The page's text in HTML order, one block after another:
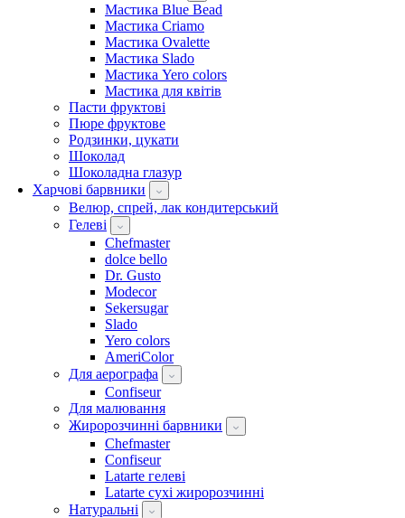
Мастика Blue Bead
Мастика Criamo
Мастика Ovalette
Мастика Slado
Мастика Yero colors
Мастика для квітів
Пасти фруктові
Пюре фруктове
Родзинки, цукати
Шоколад
Шоколадна глазур
Харчові барвники
Велюр, спрей, лак кондитерський
Гелеві
Chefmaster
dolce bello
Dr. Gusto
Modecor
Sekersugar
Slado
Yero colors
AmeriColor
Для аерографа
Confiseur
Для малювання
Жиророзчинні барвники
Chefmaster
Confiseur
Latarte гелеві
Latarte сухі жиророзчинні
Натуральні